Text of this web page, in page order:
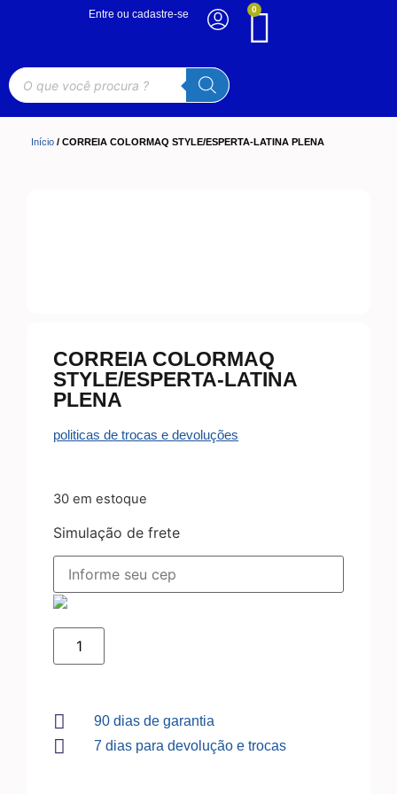
0
Entre ou cadastre-se
Início / CORREIA COLORMAQ STYLE/ESPERTA-LATINA PLENA
CORREIA COLORMAQ
STYLE/ESPERTA-LATINA
PLENA
politicas de trocas e devoluções
30 em estoque
Simulação de frete
90 dias de garantia
7 dias para devolução e trocas